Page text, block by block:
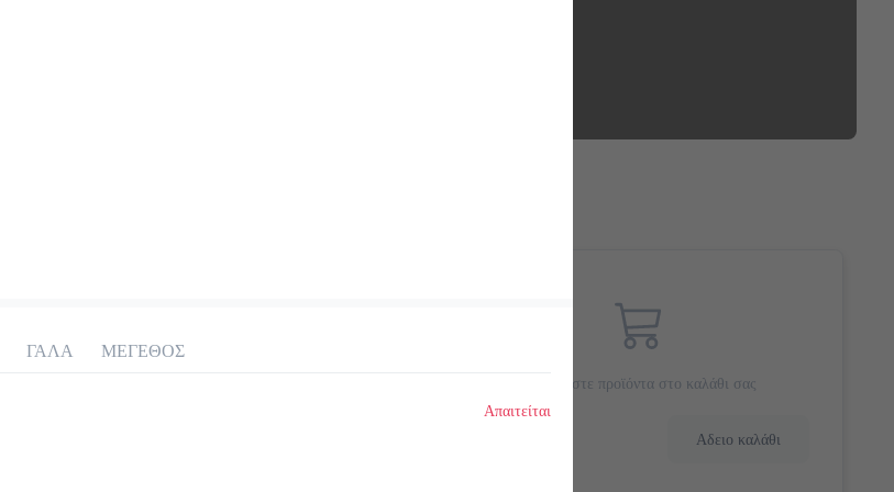
Προσθέστε προϊόντα στο καλάθι σας
Αδειο καλάθι
ΓΑΛΑ ΜΕΓΕΘΟΣ
Απαιτείται